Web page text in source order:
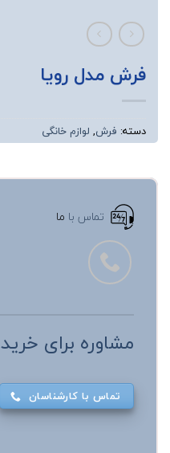
فرش مدل رویا
دسته: فرش, لوازم خانگی
تماس با ما
مشاوره برای خرید
تماس با کارشناسان